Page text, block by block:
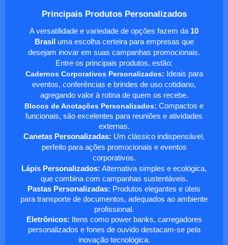
Principais Produtos Personalizados
A versatilidade e variedade de opções fazem da 10
Brasil uma escolha certeira para empresas que
desejam inovar em suas campanhas promocionais.
Entre os principais produtos, estão:
Cadernos Corporativos Personalizados: Ideais para
eventos, conferências e brindes de uso cotidiano,
agregando valor à rotina de quem os recebe.
Blocos de Anotações Personalizados: Compactos e
funcionais, são excelentes para reuniões e atividades
externas.
Canetas Personalizadas: Um clássico indispensável,
perfeito para ações promocionais e eventos
corporativos.
Lápis Personalizados: Alternativa simples e ecológica,
que combina com campanhas sustentáveis.
Pastas Personalizadas: Produtos elegantes e úteis
para transporte de documentos, adequados ao ambiente
profissional.
Eletrônicos: Itens como power banks, carregadores
personalizados e fones de ouvido destacam-se pela
inovação tecnológica.